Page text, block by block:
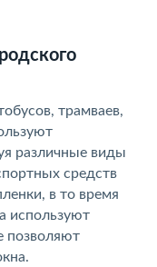
трамваев,
различные виды
средств
в то время
используют
позволяют